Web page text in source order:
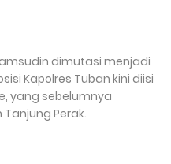
dimutasi menjadi
Kapolres Tuban kini diisi
yang sebelumnya
Perak.